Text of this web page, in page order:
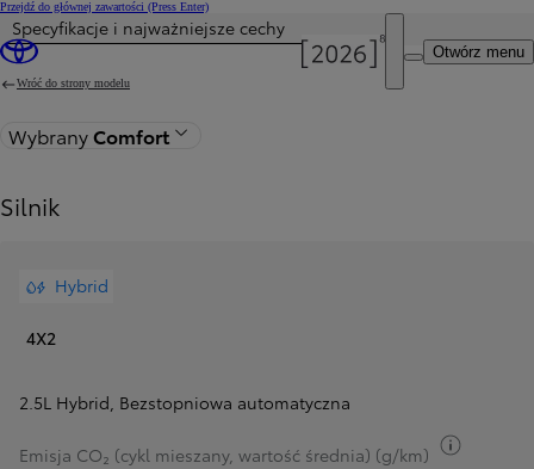
Przejdź do głównej zawartości (Press Enter)
Otwórz menu
Cena została zaktualizowana Cena Twojej konfiguracji została zmieniona na 191 900 zł.
Specyfikacje i najważniejsze cechy
Wróć do strony modelu
WybranyComfort
Silnik
Hybrid
4X2
2.5L Hybrid, Bezstopniowa automatyczna
Emisja CO₂ (cykl mieszany, wartość średnia) (g/km)